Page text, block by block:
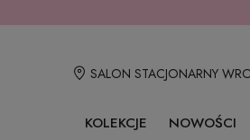
SALON STACJONARNY
KOLEKCJE NOWOŚCI